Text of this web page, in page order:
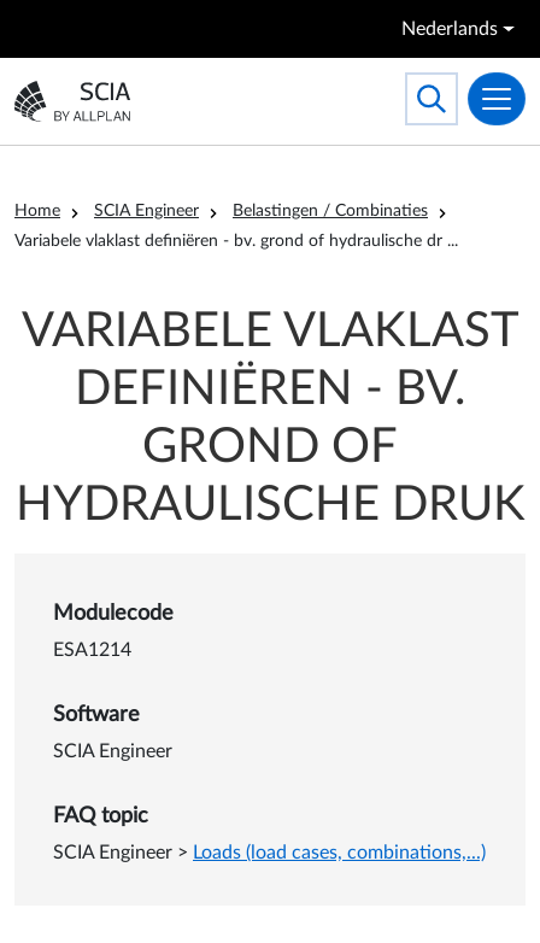
Nederlands
Ga naar homepagina
Toggle
Search
Kruimelpad
Home SCIA Engineer
Belastingen / Combinaties
Variabele vlaklast definiëren - bv. grond of hydraulische dr ...k
VARIABELE VLAKLAST
DEFINIËREN - BV.
GROND OF
HYDRAULISCHE DRUK
Details van Variabele
Modulecode
ESA1214
Software
SCIA Engineer
FAQ topic
SCIA Engineer > Loads (load cases, combinations,...)